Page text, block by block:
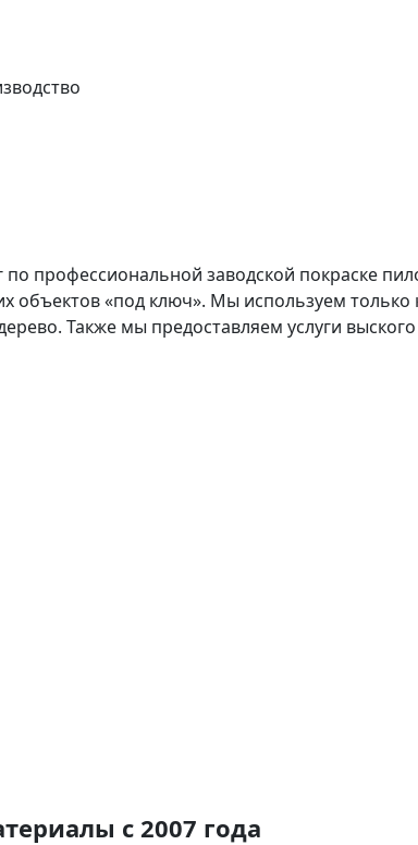
профессиональной заводской покраске
«под ключ». Мы используем только
Также мы предоставляем услуги
с 2007 года